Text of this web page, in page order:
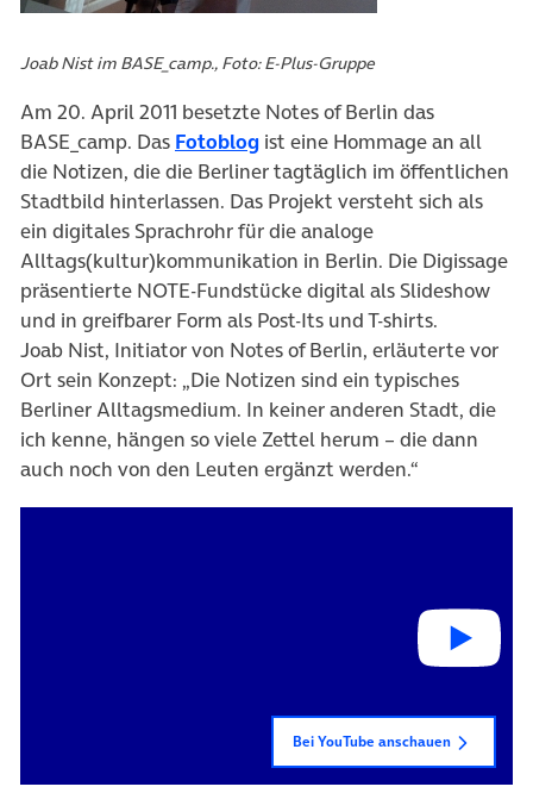
Joab Nist im BASE_camp., Foto: E-Plus-Gruppe
Am 20. April 2011 besetzte Notes of Berlin das
BASE_camp. Das Fotoblog(öffnet in neuem Tab)
ist eine Hommage an all
die Notizen, die die Berliner tagtäglich im öffentlichen
Stadtbild hinterlassen. Das Projekt versteht sich als
ein digitales Sprachrohr für die analoge
Alltags(kultur)kommunikation in Berlin. Die Digissage
präsentierte NOTE-Fundstücke digital als Slideshow
und in greifbarer Form als Post-Its und T-shirts.
Joab Nist, Initiator von Notes of Berlin, erläuterte vor
Ort sein Konzept: „Die Notizen sind ein typisches
Berliner Alltagsmedium. In keiner anderen Stadt, die
ich kenne, hängen so viele Zettel herum – die dann
auch noch von den Leuten ergänzt werden.“
Bei YouTube anschauen